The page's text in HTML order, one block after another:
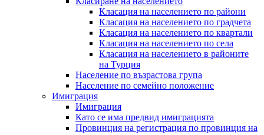
Класация на населението по райони
Класация на населението по градчета
Класация на населението по квартали
Класация на населението по села
Класация на населението в районите
на Турция
Население по възрастова група
Население по семейно положение
Имиграция
Имиграция
Като се има предвид имиграцията
Провинция на регистрация по провинция на